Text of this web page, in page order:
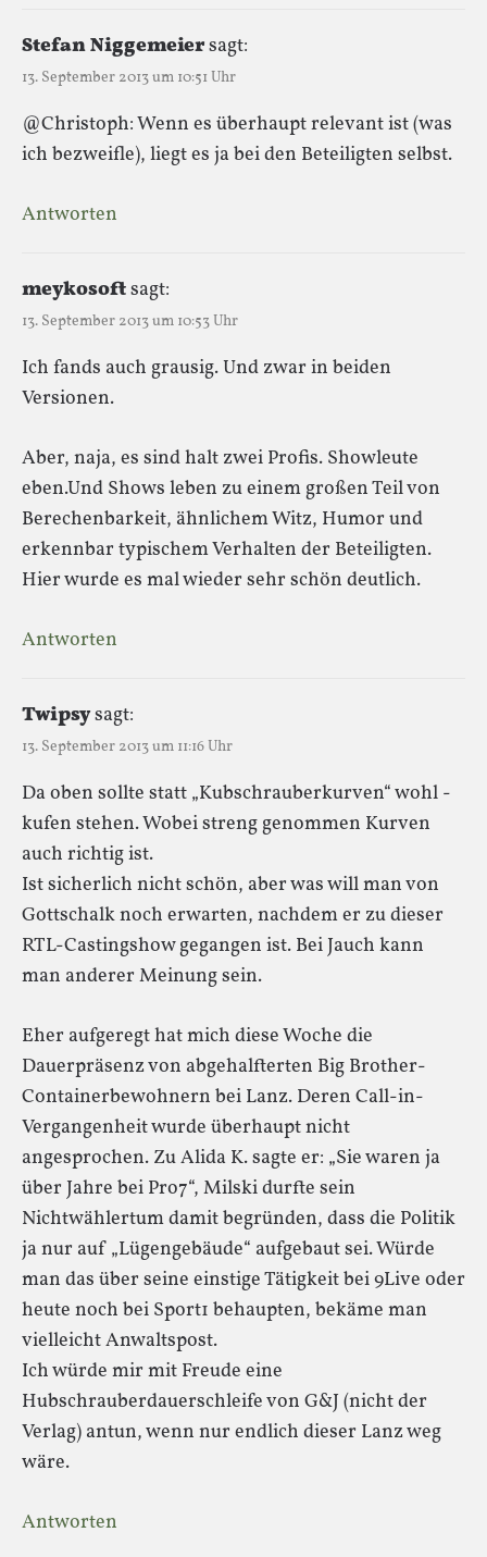
Stefan Niggemeiersagt:
13. September 2013 um 10:51 Uhr
@Christoph: Wenn es überhaupt relevant ist (was
ich bezweifle), liegt es ja bei den Beteiligten selbst.
Antworten
meykosoftsagt:
13. September 2013 um 10:53 Uhr
Ich fands auch grausig. Und zwar in beiden
Versionen.
Aber, naja, es sind halt zwei Profis. Showleute
eben.Und Shows leben zu einem großen Teil von
Berechenbarkeit, ähnlichem Witz, Humor und
erkennbar typischem Verhalten der Beteiligten.
Hier wurde es mal wieder sehr schön deutlich.
Antworten
Twipsysagt:
13. September 2013 um 11:16 Uhr
Da oben sollte statt „Kubschrauberkurven“ wohl -
kufen stehen. Wobei streng genommen Kurven
auch richtig ist.
Ist sicherlich nicht schön, aber was will man von
Gottschalk noch erwarten, nachdem er zu dieser
RTL-Castingshow gegangen ist. Bei Jauch kann
man anderer Meinung sein.
Eher aufgeregt hat mich diese Woche die
Dauerpräsenz von abgehalfterten Big Brother-
Containerbewohnern bei Lanz. Deren Call-in-
Vergangenheit wurde überhaupt nicht
angesprochen. Zu Alida K. sagte er: „Sie waren ja
über Jahre bei Pro7“, Milski durfte sein
Nichtwählertum damit begründen, dass die Politik
ja nur auf „Lügengebäude“ aufgebaut sei. Würde
man das über seine einstige Tätigkeit bei 9Live oder
heute noch bei Sport1 behaupten, bekäme man
vielleicht Anwaltspost.
Ich würde mir mit Freude eine
Hubschrauberdauerschleife von G&J (nicht der
Verlag) antun, wenn nur endlich dieser Lanz weg
wäre.
Antworten